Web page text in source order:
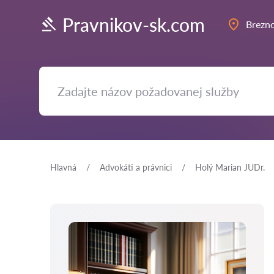
Pravnikov-sk.com
Hlavná Аdvokáti a právnici Holý Marian JUDr.